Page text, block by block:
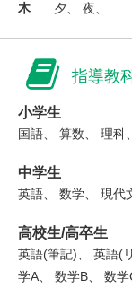
木
夕、 夜、
指導教
小学生
国語、 算数、 理科
中学生
英語、 数学、 現代
高校生/高卒生
英語(筆記)、 英語
学A、 数学B、 数